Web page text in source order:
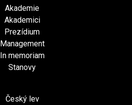
Akademie
Akademici
Prezídium
Management
In memoriam
Stanovy
Český lev